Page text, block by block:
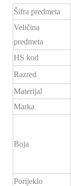
Šifra predmeta
Veličina
predmeta
HS kod
Razred
Materijal
Marka
Boja
Porijeklo